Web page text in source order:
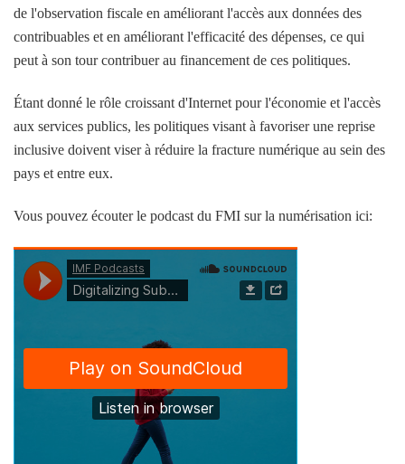
de l'observation fiscale en améliorant l'accès aux données des
contribuables et en améliorant l'efficacité des dépenses, ce qui
peut à son tour contribuer au financement de ces politiques.
Étant donné le rôle croissant d'Internet pour l'économie et l'accès
aux services publics, les politiques visant à favoriser une reprise
inclusive doivent viser à réduire la fracture numérique au sein des
pays et entre eux.
Vous pouvez écouter le podcast du FMI sur la numérisation ici: